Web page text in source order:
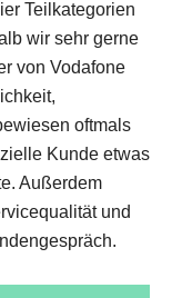
Teilkategorien
wir sehr gerne
von Vodafone
oftmals
Kunde etwas
Außerdem
und